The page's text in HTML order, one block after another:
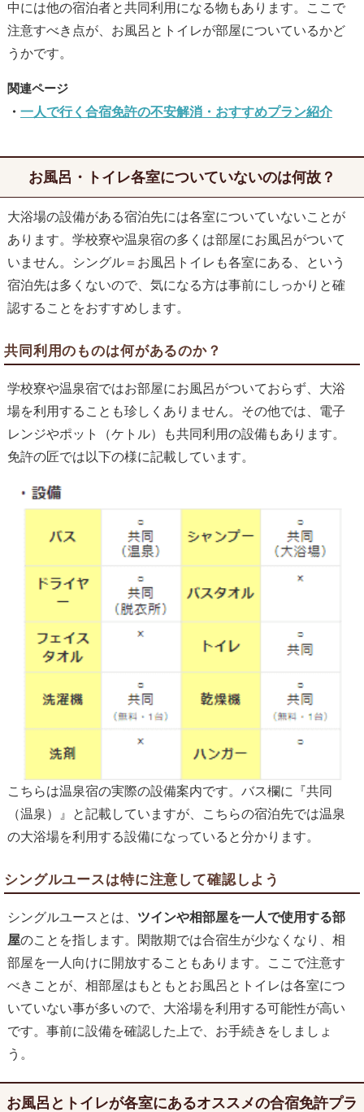
中には他の宿泊者と共同利用になる物もあります。ここで
注意すべき点が、お風呂とトイレが部屋についているかど
うかです。
一人で行く合宿免許の不安解消・おすすめプラン紹介
お風呂・トイレ各室についていないのは何故？
大浴場の設備がある宿泊先には各室についていないことが
あります。学校寮や温泉宿の多くは部屋にお風呂がついて
いません。シングル＝お風呂トイレも各室にある、という
宿泊先は多くないので、気になる方は事前にしっかりと確
認することをおすすめします。
共同利用のものは何があるのか？
学校寮や温泉宿ではお部屋にお風呂がついておらず、大浴
場を利用することも珍しくありません。その他では、電子
レンジやポット（ケトル）も共同利用の設備もあります。
免許の匠では以下の様に記載しています。
こちらは温泉宿の実際の設備案内です。バス欄に『共同
（温泉）』と記載していますが、こちらの宿泊先では温泉
の大浴場を利用する設備になっていると分かります。
シングルユースは特に注意して確認しよう
シングルユースとは、 ツインや相部屋を一人で使用する部
屋のことを指します。閑散期では合宿生が少なくなり、相
部屋を一人向けに開放することもあります。ここで注意す
べきことが、相部屋はもともとお風呂とトイレは各室につ
いていない事が多いので、大浴場を利用する可能性が高い
です。事前に設備を確認した上で、お手続きをしましょ
う。
お風呂とトイレが各室にあるオススメの合宿免許プラ